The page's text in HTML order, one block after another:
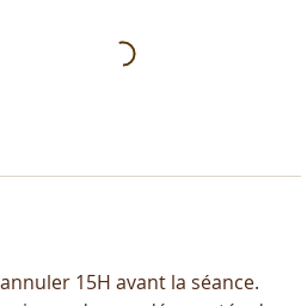
15H avant la séance.